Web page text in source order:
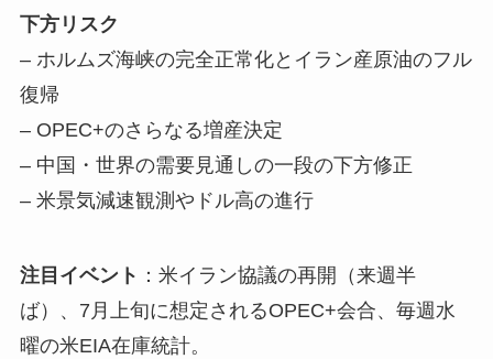
下方リスク
– ホルムズ海峡の完全正常化とイラン産原油のフル
復帰
– OPEC+のさらなる増産決定
– 中国・世界の需要見通しの一段の下方修正
– 米景気減速観測やドル高の進行
注目イベント ：米イラン協議の再開（来週半
ば）、7月上旬に想定されるOPEC+会合、毎週水
曜の米EIA在庫統計。